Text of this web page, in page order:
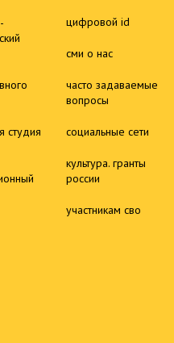
студия
цифровой id
сми о нас
часто задаваемые
вопросы
социальные сети
культура. гранты
россии
участникам сво